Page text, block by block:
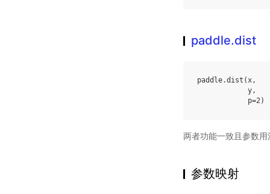
paddle.dist
paddle.dist (x,
y,
p=2)
两者功能一致且参数
参数映射